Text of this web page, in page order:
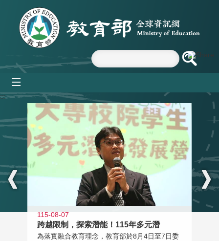
跳到主要內容區塊
:::
115-08-07
跨越限制，探索潛能！115年多元潛
為落實融合教育理念，教育部於8月4日至7日委